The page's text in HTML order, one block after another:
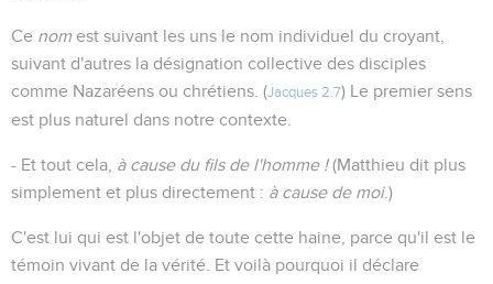
Ce nom est suivant les uns le nom individuel du croyant,
suivant d'autres la désignation collective des disciples
comme Nazaréens ou chrétiens. (Jacques 2.7) Le premier sens
est plus naturel dans notre contexte.
- Et tout cela, à cause du fils de l'homme !(Matthieu dit plus
simplement et plus directement : à cause de moi.)
C'est lui qui est l'objet de toute cette haine, parce qu'il est le
témoin vivant de la vérité. Et voilà pourquoi il déclare